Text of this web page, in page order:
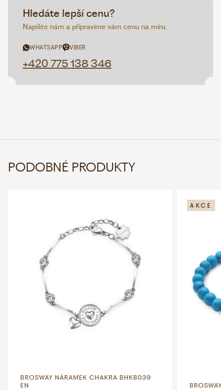
Hledáte lepší cenu?
Napište nám a připravíme vám cenu na míru.
WHATSAPP VIBER
+420 775 138 346
PODOBNÉ PRODUKTY
BROSWAY NÁRAMEK CHAKRA BHKB039
EN
AKCE